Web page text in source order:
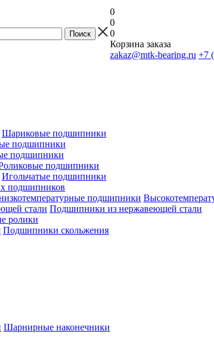
0
0
0
Корзина заказа
zakaz@mtk-bearing.ru +7
Шариковые подшипники
подшипники
подшипники
подшипники
Игольчатые подшипники
подшипников
Подшипники из нержавеющей стали
ролики
Подшипники скольжения
Шарнирные наконечники